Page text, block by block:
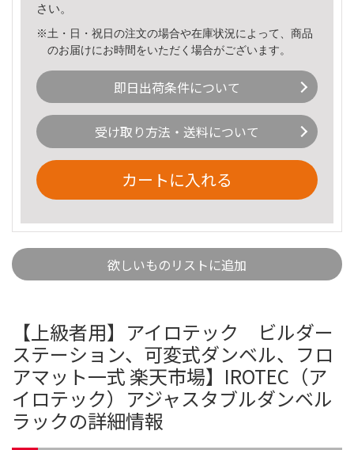
さい。
※土・日・祝日の注文の場合や在庫状況によって、商品
のお届けにお時間をいただく場合がございます。
即日出荷条件について
受け取り方法・送料について
カートに入れる
欲しいものリストに追加
【上級者用】アイロテック ビルダー
ステーション、可変式ダンベル、フロ
アマット一式 楽天市場】IROTEC（ア
イロテック）アジャスタブルダンベル
ラックの詳細情報